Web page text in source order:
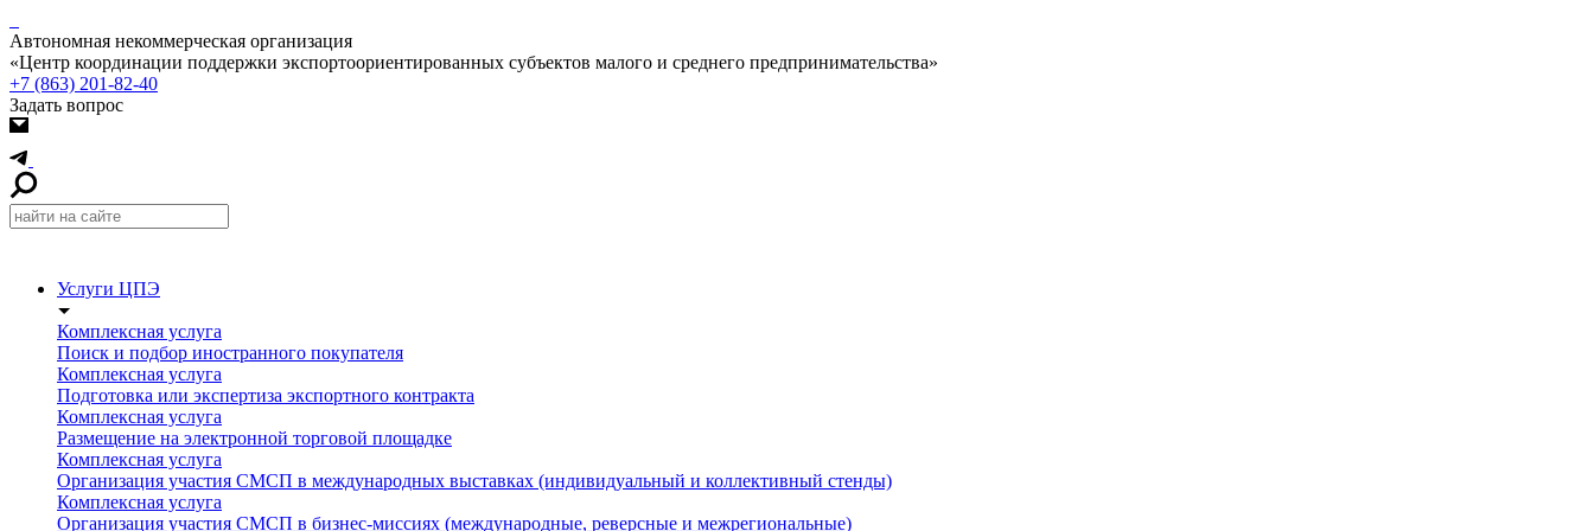
Автономная некоммерческая организация
«Центр координации поддержки экспортоориентированных субъектов малого и среднего предпринимательства»
+7 (863) 201-82-40
Задать вопрос
Услуги ЦПЭ
Комплексная услуга
Поиск и подбор иностранного покупателя
Комплексная услуга
Подготовка или экспертиза экспортного контракта
Комплексная услуга
Размещение на электронной торговой площадке
Комплексная услуга
Организация участия СМСП в международных выставках (индивидуальный и коллективный стенды)
Комплексная услуга
Организация участия СМСП в бизнес-миссиях (международные, реверсные и межрегиональные)